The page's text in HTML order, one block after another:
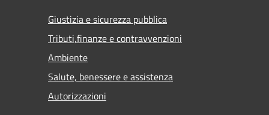
Giustizia e sicurezza pubblica
Tributi,finanze e contravvenzioni
Ambiente
Salute, benessere e assistenza
Autorizzazioni